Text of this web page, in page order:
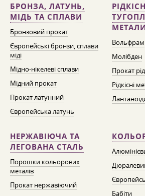
БРОНЗА, ЛАТУНЬ,
МІДЬ ТА СПЛАВИ
Бронзовий прокат
Європейські бронзи, сплави
міді
Мідно-нікелеві сплави
Мідний прокат
Прокат латунний
Європейська латунь
МЕТАЛИ
Вольфрам
Молібден
Прокат
Рідкісні
НЕРЖАВІЮЧА ТА
ЛЕГОВАНА СТАЛЬ
Порошки кольорових
металів
Прокат нержавіючий
Бабіти